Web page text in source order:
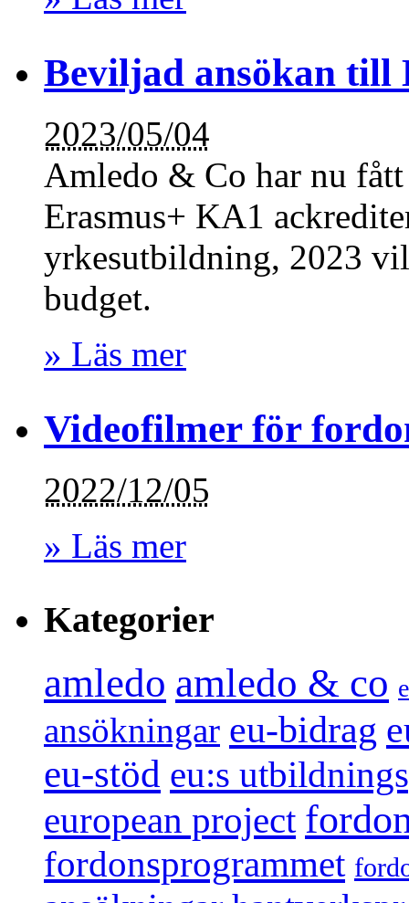
Beviljad ansökan till
2023/05/04
Amledo & Co har nu
Erasmus+ KA1
yrkesutbildning, 2023
budget.
» Läs mer
Videofilmer för
2022/12/05
» Läs mer
Kategorier
amledo amledo & co
ansökningar eu-bidrag
eu-stöd eu:s
european project
fordonsprogrammet